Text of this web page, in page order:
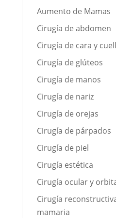
Aumento de Mamas
Cirugía de abdomen
Cirugía de cara y
Cirugía de glúteos
Cirugía de manos
Cirugía de nariz
Cirugía de orejas
Cirugía de párpados
Cirugía de piel
Cirugía estética
Cirugía ocular y
Cirugía
mamaria